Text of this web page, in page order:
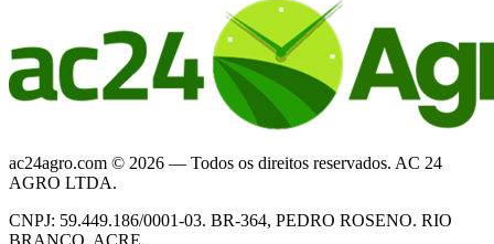
ac24agro.com © 2026 — Todos os direitos reservados. AC 24
AGRO LTDA.
CNPJ: 59.449.186/0001-03. BR-364, PEDRO ROSENO. RIO
BRANCO, ACRE.